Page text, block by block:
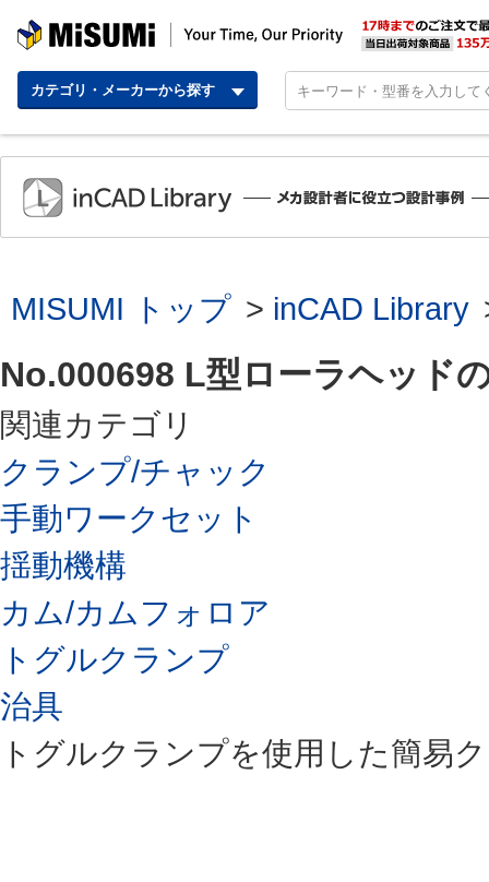
MISUMI | Your
カテゴリ・メーカーから探す
MISUMI トップ > inCAD Library
No.000698 L型ローラヘッド
関連カテゴリ
クランプ/チャック
手動ワークセット
揺動機構
カム/カムフォロア
トグルクランプ
治具
トグルクランプを使用した簡易